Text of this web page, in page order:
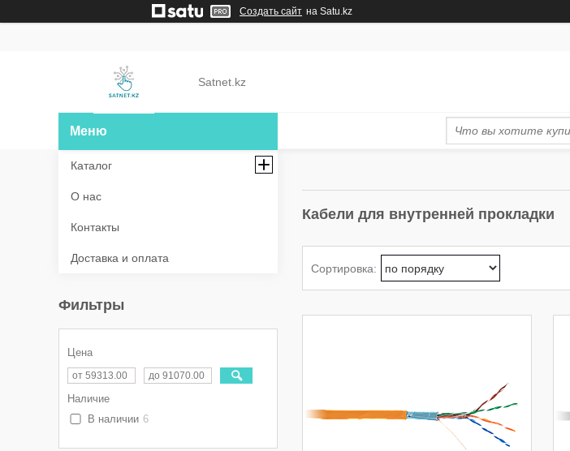
Создать сайт на Satu.kz
Satnet.kz
Кабели для внутренней прокладки
Каталог
О нас
Контакты
Доставка и оплата
Фильтры
Цена
Наличие
В наличии 6